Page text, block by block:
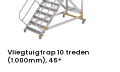
Vliegtuigtrap 10 treden
(1.000mm), 45°